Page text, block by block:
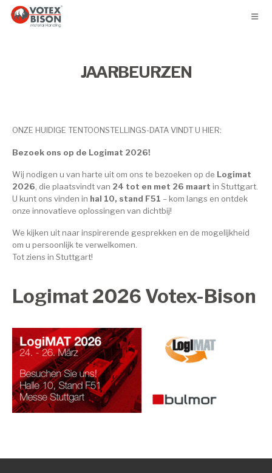
JAARBEURZEN
ONZE HUIDIGE TENTOONSTELLINGS-DATA VINDT U HIER:
Bezoek ons op de Logimat 2026!
Wij nodigen u van harte uit om ons te bezoeken op de Logimat
2026 , die plaatsvindt van 24 tot en met 26 maart in Stuttgart.
U kunt ons vinden in hal 10, stand F51 – kom langs en ontdek
onze innovatieve oplossingen van dichtbij!
We kijken uit naar inspirerende gesprekken en de mogelijkheid
om u persoonlijk te verwelkomen.
Tot ziens in Stuttgart!
Logimat 2026 Votex-Bison